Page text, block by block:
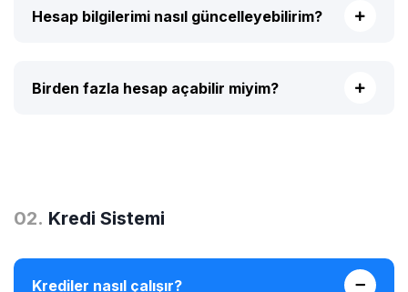
Hesap bilgilerimi nasıl güncelleyebilirim?
Birden fazla hesap açabilir miyim?
02. Kredi Sistemi
Krediler nasıl çalışır?